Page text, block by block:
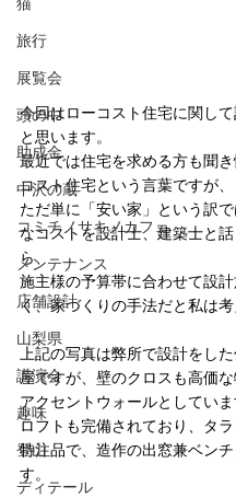
旅行
展覧会
頭の中
助成金
中沢の蔵
コミチノサキノカフェ
メンテナンス
店舗設計
山梨県
講演会
趣味
登山
ディテール
今回はローコスト住宅に関し
と思います。
最近では住宅を求める方も聞
コスト住宅という言葉ですが、
ただ単に「安い家」という訳
なコストを設計士、建築士と
ら、
施主様の予算帯に合わせて設
く、家づくりの手法だと私は考
上記の写真は弊所で設計をし
屋ですが、壁のクロスも高価
アクセントウォールとしていま
ロフトも完備されており、タ
特注品で、造作の出窓兼ベン
す。